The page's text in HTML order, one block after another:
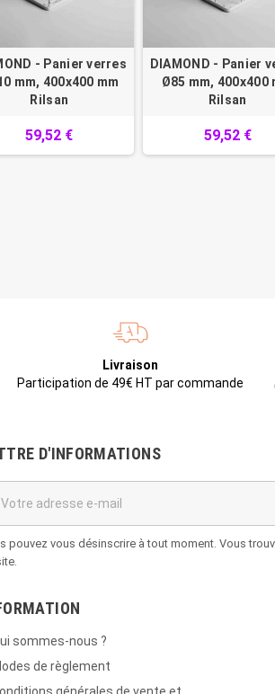
- Panier verres
mm, 400x400 mm
Rilsan
59,52 €
DIAMOND - Panier
Ø85 mm, 400x400
Rilsan
59,52 €
Livraison
Participation de 49€ HT par commande
D'INFORMATIONS
pouvez vous désinscrire à tout moment. Vous
sommes-nous ?
de règlement